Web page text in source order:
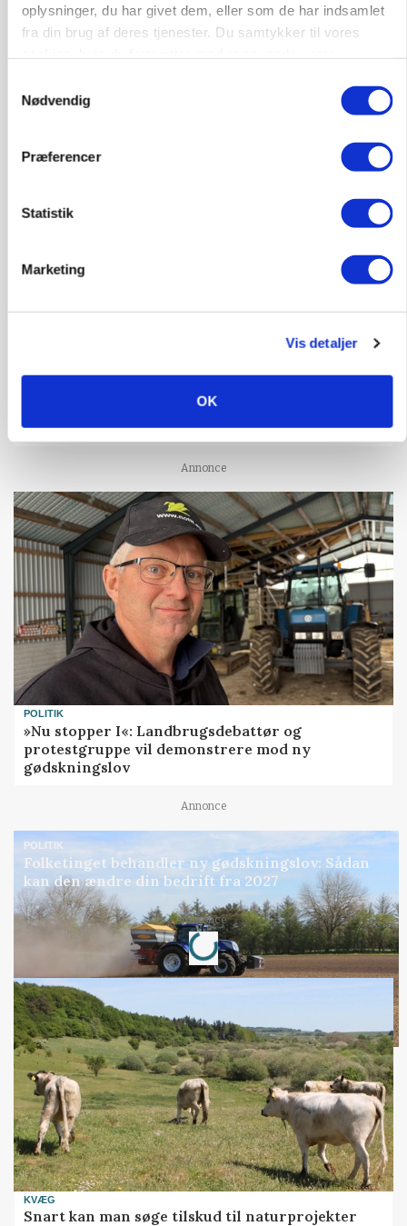
oplysninger, du har givet dem, eller som de har indsamlet
fra din brug af deres tjenester. Du samtykker til vores
Nødvendig
Præferencer
Statistik
Marketing
Vis detaljer
OK
GRISE
Rådgiver om DB-Tjek: Små justeringer kan give
store besparelser
Russisk mælkepris dykker 23 procent
Annonce
POLITIK
»Nu stopper I«: Landbrugsdebattør og
protestgruppe vil demonstrere mod ny
gødskningslov
Annonce
POLITIK
Folketinget behandler ny gødskningslov: Sådan
kan den ændre din bedrift fra 2027
Annonce
Loading...
KVÆG
Snart kan man søge tilskud til naturprojekter